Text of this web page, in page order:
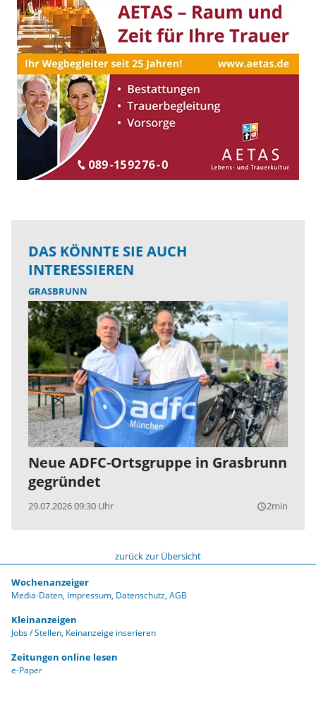
DAS KÖNNTE SIE AUCH
INTERESSIEREN
GRASBRUNN
Neue ADFC-Ortsgruppe in Grasbrunn
gegründet
29.07.2026 09:30 Uhr query_builder2min
zurück zur Übersicht
Wochenanzeiger
Media-Daten Impressum Datenschutz AGB
Kleinanzeigen
Jobs / Stellen Keinanzeige inserieren
Zeitungen online lesen
e-Paper